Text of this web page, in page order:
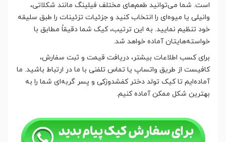
است. شما می‌توانید طعم‌های مختلف فیلینگ مانند شکلاتی،
وانیلی یا میوه‌ای را انتخاب کنید و جزئیات تزئینات را طبق سلیقه
خود تنظیم نمایید. به این ترتیب، کیک شما دقیقاً مطابق با
خواسته‌هایتان آماده خواهد شد.
برای کسب اطلاعات بیشتر، دریافت قیمت و ثبت سفارش،
کافیست از طریق واتساپ یا تماس تلفنی با ما در ارتباط باشید. ما
آماده‌ایم تا کیک تولد دختر کفشدوزکی و پسر گربه‌ای شما را به
بهترین شکل ممکن آماده کنیم.